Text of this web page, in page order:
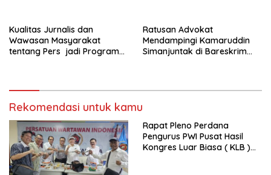
Kualitas Jurnalis dan
Wawasan Masyarakat
tentang Pers jadi Program
Ratusan Advokat
Mendampingi Kamaruddin
Simanjuntak di Bareskrim
Rekomendasi untuk kamu
Rapat Pleno Perdana
Pengurus PWI Pusat Hasil
Kongres Luar Biasa ( KLB )